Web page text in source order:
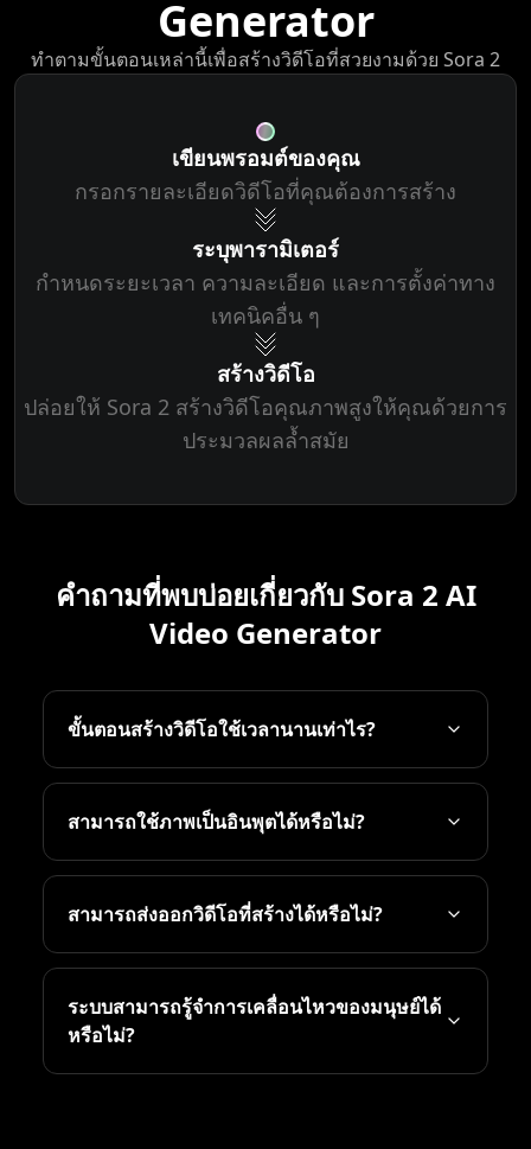
Generator
ทำตามขั้นตอนเหล่านี้เพื่อสร้างวิดีโอที่สวยงามด้วย Sora 2
เขียนพรอมต์ของคุณ
กรอกรายละเอียดวิดีโอที่คุณต้องการสร้าง
ระบุพารามิเตอร์
กำหนดระยะเวลา ความละเอียด และการตั้งค่าทาง
เทคนิคอื่น ๆ
สร้างวิดีโอ
ปล่อยให้ Sora 2 สร้างวิดีโอคุณภาพสูงให้คุณด้วยการ
ประมวลผลล้ำสมัย
คำถามที่พบบ่อยเกี่ยวกับ Sora 2 AI
Video Generator
ขั้นตอนสร้างวิดีโอใช้เวลานานเท่าไร?
สามารถใช้ภาพเป็นอินพุตได้หรือไม่?
สามารถส่งออกวิดีโอที่สร้างได้หรือไม่?
ระบบสามารถรู้จำการเคลื่อนไหวของมนุษย์ได้
หรือไม่?